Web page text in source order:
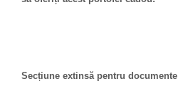
Secțiune extinsă pentru documente